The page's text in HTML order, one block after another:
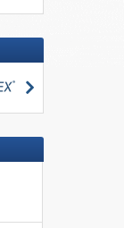
suchen